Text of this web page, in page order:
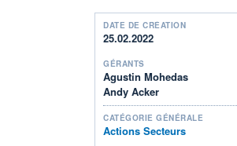
DATE DE CRÉATION
25.02.2022
GÉRANTS
Agustin Mohedas
Andy Acker
CATÉGORIE GÉNÉRALE
Actions Secteurs